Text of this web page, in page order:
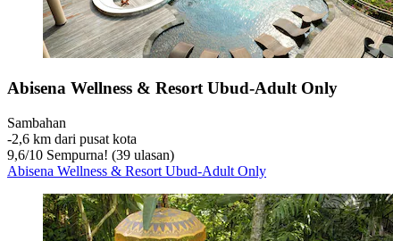
Abisena Wellness & Resort Ubud-Adult Only
Sambahan
‐2,6 km dari pusat kota
9,6/10 Sempurna! (39 ulasan)
Abisena Wellness & Resort Ubud-Adult Only